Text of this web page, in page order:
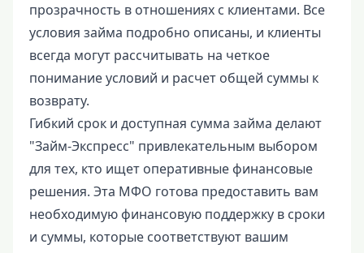
прозрачность в отношениях с клиентами. Все
условия займа подробно описаны, и клиенты
всегда могут рассчитывать на четкое
понимание условий и расчет общей суммы к
возврату.
Гибкий срок и доступная сумма займа делают
"Займ-Экспресс" привлекательным выбором
для тех, кто ищет оперативные финансовые
решения. Эта МФО готова предоставить вам
необходимую финансовую поддержку в сроки
и суммы, которые соответствуют вашим